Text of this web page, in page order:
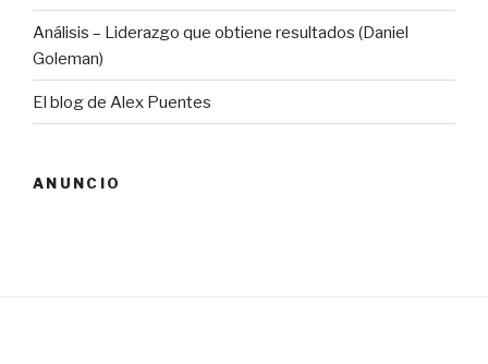
Análisis – Liderazgo que obtiene resultados (Daniel
Goleman)
El blog de Alex Puentes
ANUNCIO